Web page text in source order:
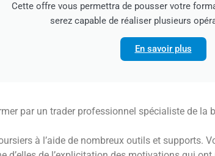
Cette offre vous permettra de pousser votre
serez capable de réaliser plusieurs
En savoir plus
par un trader professionnel spécialiste de la
à l’aide de nombreux outils et supports.